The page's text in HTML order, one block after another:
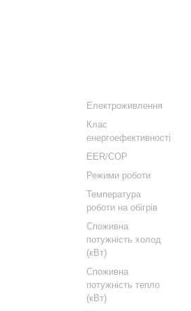
Електроживлення
Клас
енергоефективності
EER/COP
Режими роботи
Температура
роботи на обігрів
Споживна
потужність холод
(кВт)
Споживна
потужність тепло
(кВт)